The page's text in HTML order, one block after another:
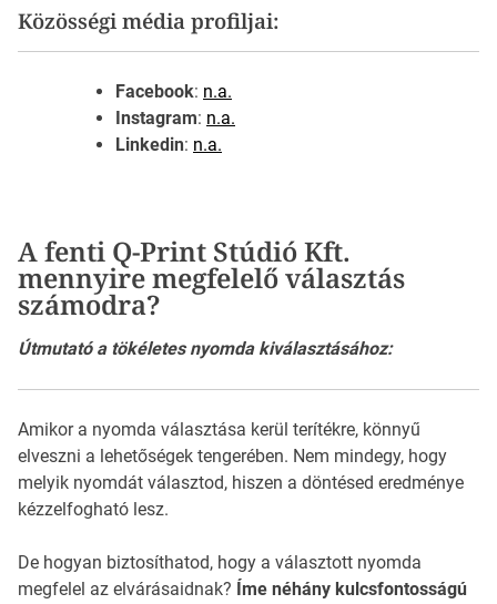
Közösségi média profiljai:
Facebook: n.a.
Instagram: n.a.
Linkedin: n.a.
A fenti Q-Print Stúdió Kft.
mennyire megfelelő választás
számodra?
Útmutató a tökéletes nyomda kiválasztásához:
Amikor a nyomda választása kerül terítékre, könnyű
elveszni a lehetőségek tengerében. Nem mindegy, hogy
melyik nyomdát választod, hiszen a döntésed eredménye
kézzelfogható lesz.
De hogyan biztosíthatod, hogy a választott nyomda
megfelel az elvárásaidnak? Íme néhány kulcsfontosságú